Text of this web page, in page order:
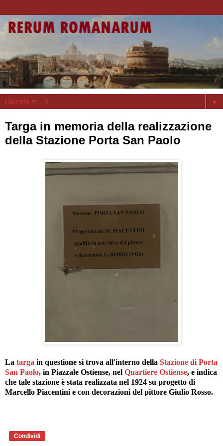
▼
Targa in memoria della realizzazione
della Stazione Porta San Paolo
La targa in questione si trova all'interno della Stazione di Porta
San Paolo, in Piazzale Ostiense, nel Quartiere Ostiense, e indica
che tale stazione è stata realizzata nel 1924 su progetto di
Marcello Piacentini e con decorazioni del pittore Giulio Rosso.
Condividi